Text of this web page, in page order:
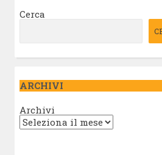
Cerca
ARCHIVI
Archivi